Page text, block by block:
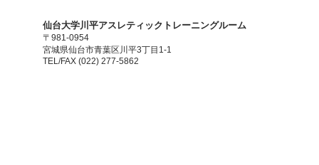
​仙台大学川平アスレティックトレーニングルーム
〒981-0954
宮城県仙台市青葉区川平3丁目1-1
TEL/FAX (022) 277-5862